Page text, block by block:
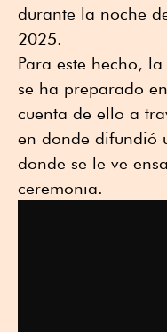
durante la noche
2025.
Para este hecho,
se ha preparado
cuenta de ello a
en donde difundió
donde se le ve
ceremonia.